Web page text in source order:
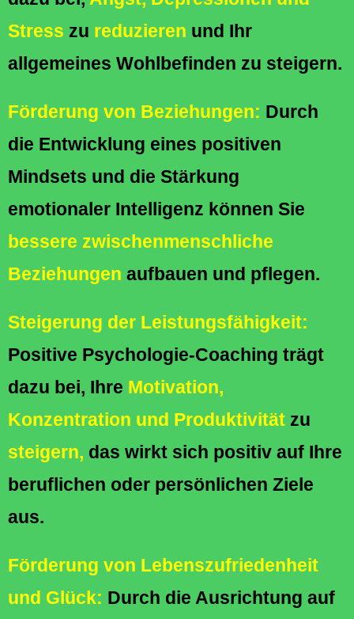
Stress zu reduzieren und Ihr
allgemeines Wohlbefinden zu steigern.
Förderung von Beziehungen: Durch
die Entwicklung eines positiven
Mindsets und die Stärkung
emotionaler Intelligenz können Sie
bessere zwischenmenschliche
Beziehungen aufbauen und pflegen.
Steigerung der Leistungsfähigkeit:
Positive Psychologie-Coaching trägt
dazu bei, Ihre Motivation,
Konzentration und Produktivität zu
steigern, das wirkt sich positiv auf Ihre
beruflichen oder persönlichen Ziele
aus.
Förderung von Lebenszufriedenheit
und Glück: Durch die Ausrichtung auf